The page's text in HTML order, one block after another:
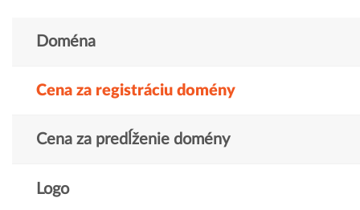
Doména
Cena za registráciu domény
Cena za predĺženie domény
Logo